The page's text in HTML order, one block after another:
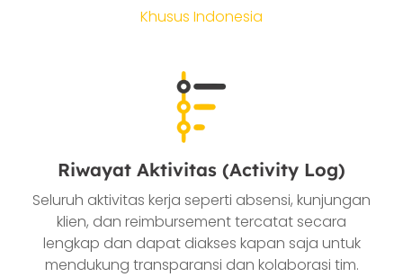
Khusus Indonesia
Riwayat Aktivitas (Activity Log)
Seluruh aktivitas kerja seperti absensi, kunjungan
klien, dan reimbursement tercatat secara
lengkap dan dapat diakses kapan saja untuk
mendukung transparansi dan kolaborasi tim.